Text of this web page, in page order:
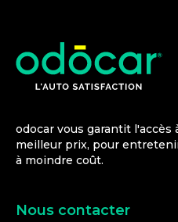
odocar vous garantit l'accès
meilleur prix, pour
à moindre coût.
Nous contacter